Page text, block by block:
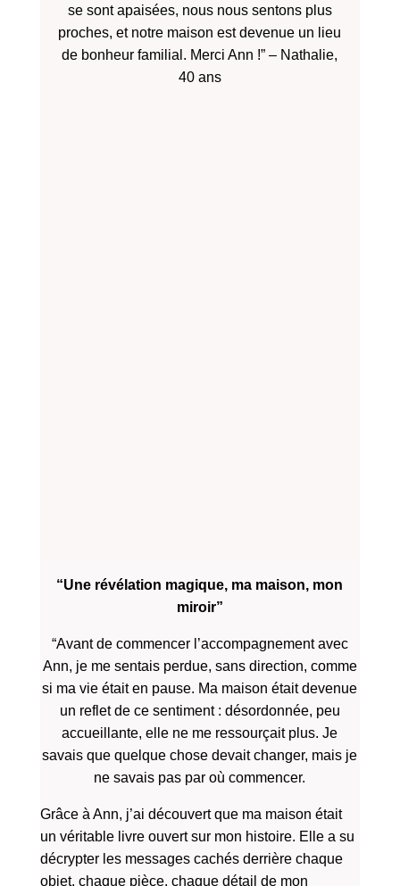
se sont apaisées, nous nous sentons plus
proches, et notre maison est devenue un lieu
de bonheur familial. Merci Ann !” – Nathalie,
40 ans
“Une révélation magique, ma maison, mon
miroir”
“Avant de commencer l’accompagnement avec
Ann, je me sentais perdue, sans direction, comme
si ma vie était en pause. Ma maison était devenue
un reflet de ce sentiment : désordonnée, peu
accueillante, elle ne me ressourçait plus. Je
savais que quelque chose devait changer, mais je
ne savais pas par où commencer.
Grâce à Ann, j’ai découvert que ma maison était
un véritable livre ouvert sur mon histoire. Elle a su
décrypter les messages cachés derrière chaque
objet, chaque pièce, chaque détail de mon